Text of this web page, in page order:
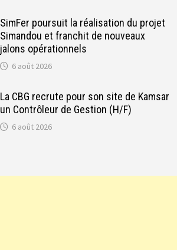
SimFer poursuit la réalisation du projet
Simandou et franchit de nouveaux
jalons opérationnels
6 août 2026
La CBG recrute pour son site de Kamsar
un Contrôleur de Gestion (H/F)
6 août 2026